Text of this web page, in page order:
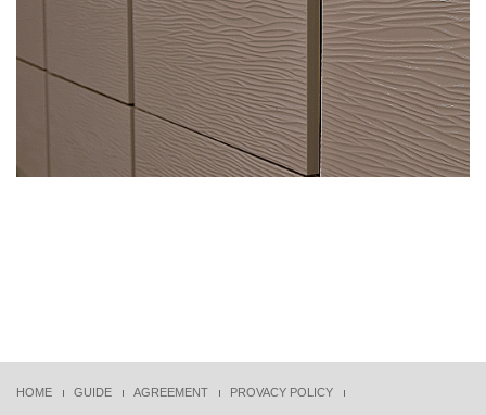
HOME GUIDE AGREEMENT PROVACY POLICY